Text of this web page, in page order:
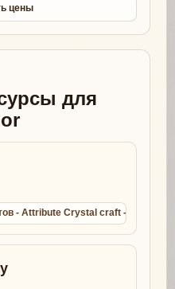
цены
для
- Attribute Crystal craft -